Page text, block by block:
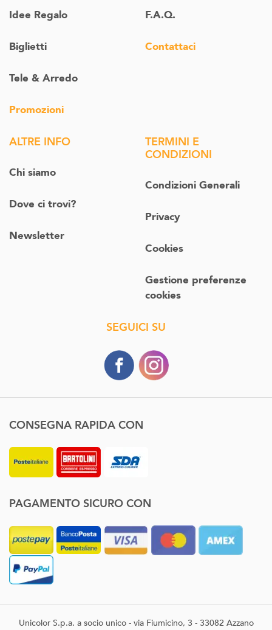
Idee Regalo
Biglietti
Tele & Arredo
Promozioni
F.A.Q.
Contattaci
ALTRE INFO
Chi siamo
Dove ci trovi?
Newsletter
TERMINI E
CONDIZIONI
Condizioni Generali
Privacy
Cookies
Gestione preferenze
cookies
SEGUICI SU
CONSEGNA RAPIDA CON
PAGAMENTO SICURO CON
Unicolor S.p.a. a socio unico - via Fiumicino, 3 - 33082 Azzano